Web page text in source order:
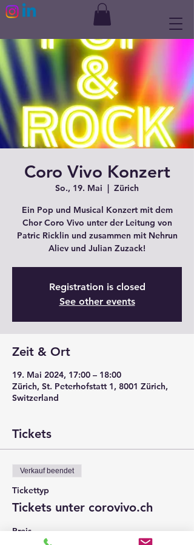
Coro Vivo Konzert
So., 19. Mai
  |
Zürich
Ein Pop und Musical Konzert mit dem
Chor Coro Vivo unter der Leitung von
Patric Ricklin und zusammen mit Nehrun
Aliev und Julian Zuzack!
Registration is closed
See other events
Zeit & Ort
19. Mai 2024, 17:00 – 18:00
Zürich, St. Peterhofstatt 1, 8001 Zürich,
Switzerland
Tickets
Verkauf beendet
Tickettyp
Tickets unter corovivo.ch
Preis